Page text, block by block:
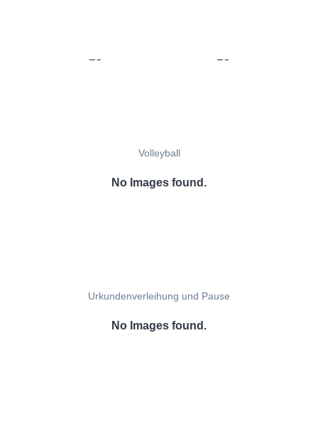
Volleyball
No Images found.
Urkundenverleihung und Pause
No Images found.